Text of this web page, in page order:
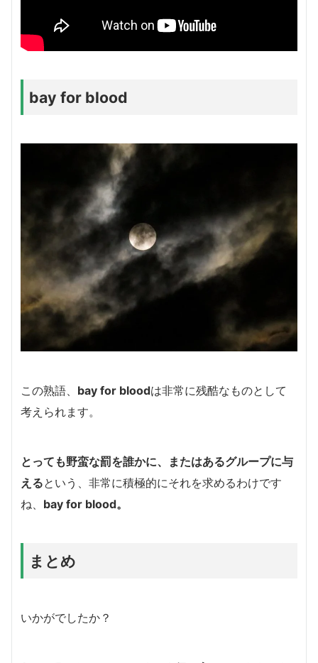
bay for blood
この熟語、 bay for bloodは非常に残酷なものとして
考えられます。
とっても野蛮な罰を誰かに、またはあるグループに与
えるという、非常に積極的にそれを求めるわけです
ね、 bay for blood。
まとめ
いかがでしたか？